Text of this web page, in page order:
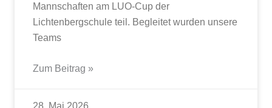
Mannschaften am LUO-Cup der
Lichtenbergschule teil. Begleitet wurden unsere
Teams
Zum Beitrag »
28. Mai 2026